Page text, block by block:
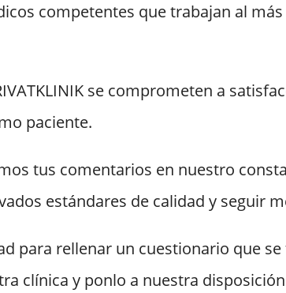
competentes que trabajan al
se comprometen a
paciente.
tus comentarios en nuestro
estándares de calidad y seguir
para rellenar un cuestionario que se
clínica y ponlo a nuestra